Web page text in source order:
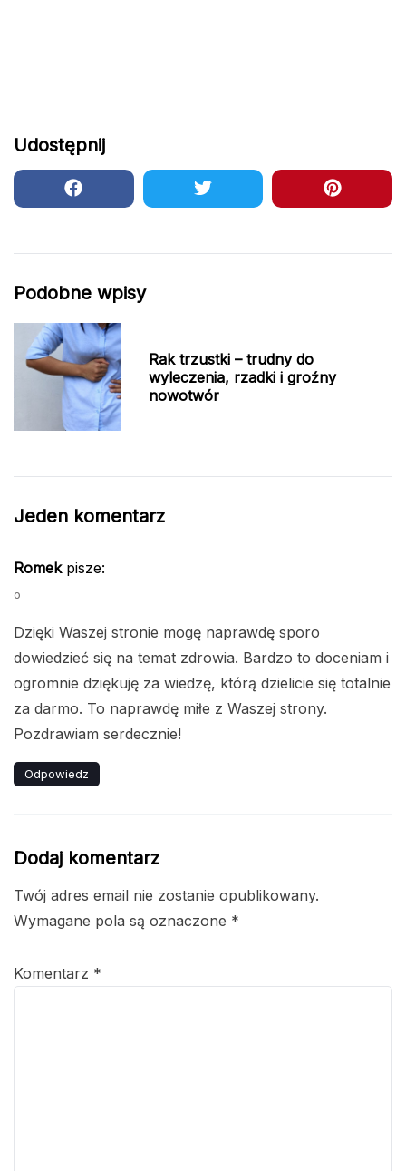
Udostępnij
Podobne wpisy
Rak trzustki – trudny do
wyleczenia, rzadki i groźny
nowotwór
Jeden komentarz
Romek pisze:
o
Dzięki Waszej stronie mogę naprawdę sporo
dowiedzieć się na temat zdrowia. Bardzo to doceniam i
ogromnie dziękuję za wiedzę, którą dzielicie się totalnie
za darmo. To naprawdę miłe z Waszej strony.
Pozdrawiam serdecznie!
Odpowiedz
Dodaj komentarz
Twój adres email nie zostanie opublikowany.
Wymagane pola są oznaczone *
Komentarz *